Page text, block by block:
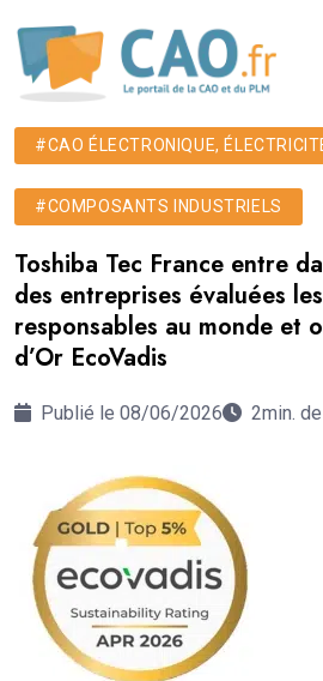
#CAO ÉLECTRONIQUE,
#COMPOSANTS INDUSTRIELS
Toshiba Tec France entre
des entreprises évaluées
responsables au monde et
d’Or EcoVadis
Publié le 08/06/2026 2min.